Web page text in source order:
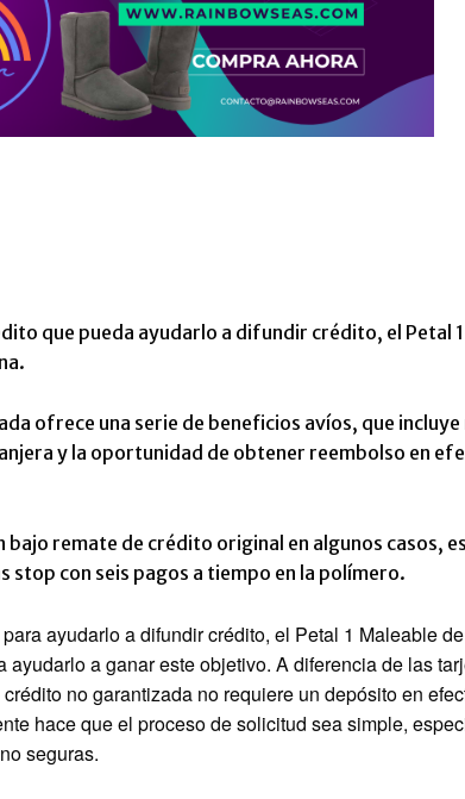
que pueda ayudarlo a difundir crédito, el Petal
ofrece una serie de beneficios avíos, que
y la oportunidad de obtener reembolso en
bajo remate de crédito original en algunos casos,
stop con seis pagos a tiempo en la polímero.
ayudarlo a difundir crédito, el Petal 1 Maleable
ayudarlo a ganar este objetivo. A diferencia de las
no garantizada no requiere un depósito en
hace que el proceso de solicitud sea simple,
seguras.